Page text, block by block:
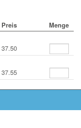
Preis Menge
37.50
37.55